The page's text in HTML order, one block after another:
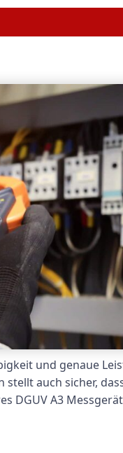
und genaue
auch sicher,
DGUV A3